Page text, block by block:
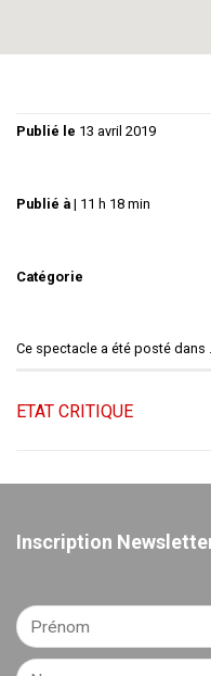
Publié le 13 avril 2019
Publié à | 11 h 18 min
Catégorie
Ce spectacle a été posté dans .
ETAT CRITIQUE
Inscription